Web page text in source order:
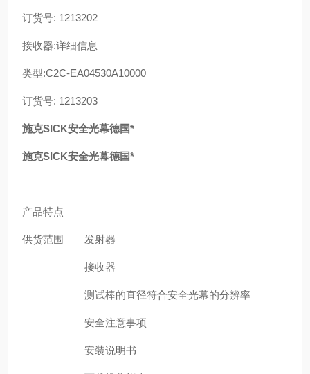
订货号: 1213202
接收器:详细信息
类型:C2C-EA04530A10000
订货号: 1213203
施克SICK安全光幕德国*
施克SICK安全光幕德国*
产品特点
供货范围 发射器
接收器
测试棒的直径符合安全光幕的分辨率
安全注意事项
安装说明书